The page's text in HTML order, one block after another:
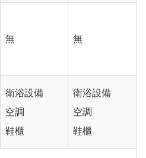
無 無
衛浴設備
空調
鞋櫃
衛浴設備
空調
鞋櫃